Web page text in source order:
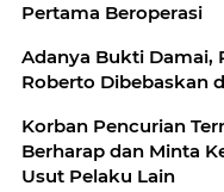
Pertama Beroperasi
Adanya Bukti Damai,
Roberto Dibebaskan
Korban Pencurian
Berharap dan Minta
Usut Pelaku Lain